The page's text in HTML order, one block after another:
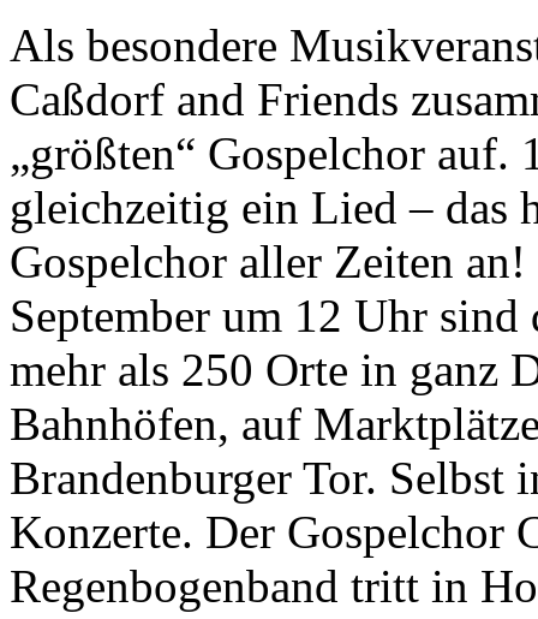
Als besondere
Caßdorf and Friends
„größten“ Gospelchor auf.
gleichzeitig ein Lied – das
Gospelchor aller Zeiten
September um 12 Uhr
mehr als 250 Orte in ganz
Bahnhöfen, auf
Brandenburger Tor. Selbst
Konzerte. Der Gospelchor
Regenbogenband tritt in